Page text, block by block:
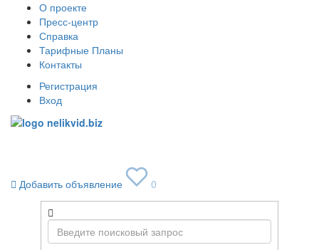
О проекте
Пресс-центр
Справка
Тарифные Планы
Контакты
Регистрация
Вход
Добавить объявление
0